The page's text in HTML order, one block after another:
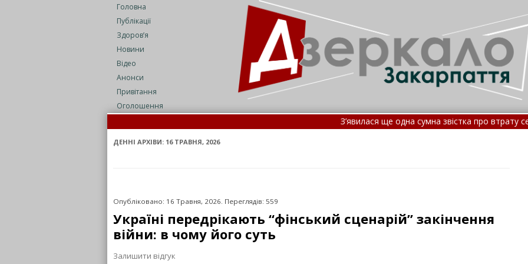
Головна
Публікації
Здоров’я
Новини
Відео
Анонси
Привітання
Оголошення
З’явилася ще одна сумна звістка про втрату серед
Летіли дрони, балістика та С-400, є прильоти: як ППО
ДЕННІ АРХІВИ: 16 ТРАВНЯ, 2026
Опубліковано: 16 Травня, 2026. Переглядів: 559
Україні передрікають “фінський сценарій” закінчення
війни: в чому його суть
Залишити відгук